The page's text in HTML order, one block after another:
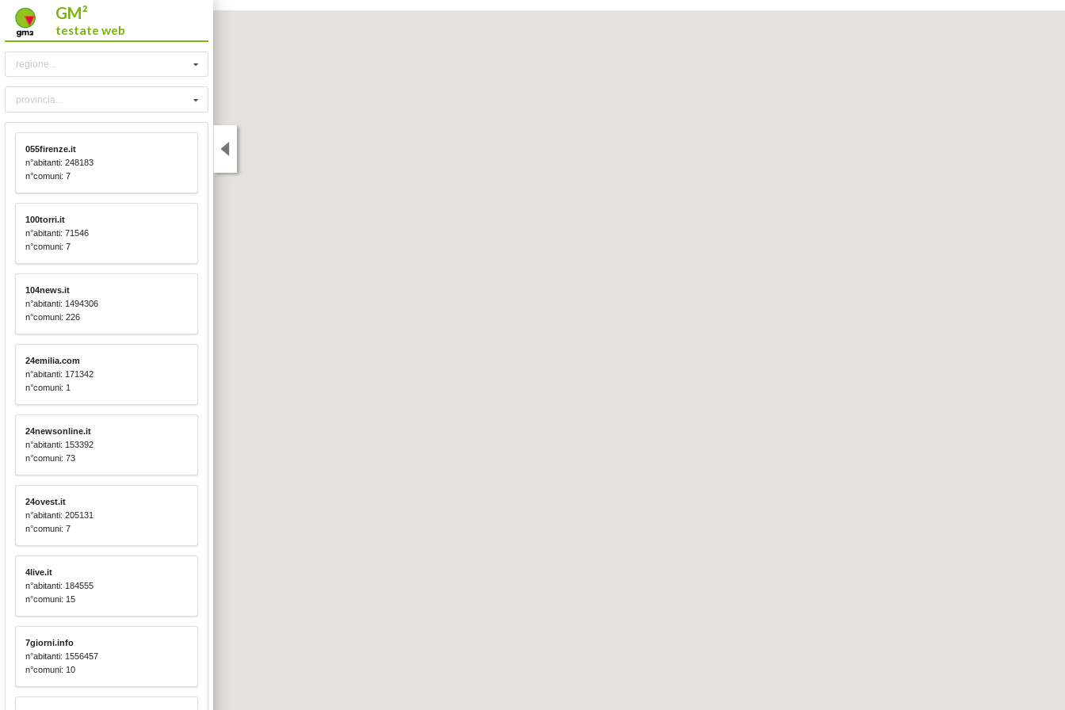
GM²
testate web
regione...
provincia...
055firenze.it
n°abitanti: 248183
n°comuni: 7
100torri.it
n°abitanti: 71546
n°comuni: 7
104news.it
n°abitanti: 1494306
n°comuni: 226
24emilia.com
n°abitanti: 171342
n°comuni: 1
24newsonline.it
n°abitanti: 153392
n°comuni: 73
24ovest.it
n°abitanti: 205131
n°comuni: 7
4live.it
n°abitanti: 184555
n°comuni: 15
7giorni.info
n°abitanti: 1556457
n°comuni: 10